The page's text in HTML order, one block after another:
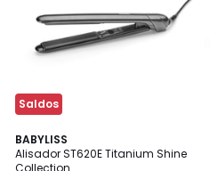
Saldos
BABYLISS
Alisador ST620E Titanium Shine
Collection
4,9
/ 5